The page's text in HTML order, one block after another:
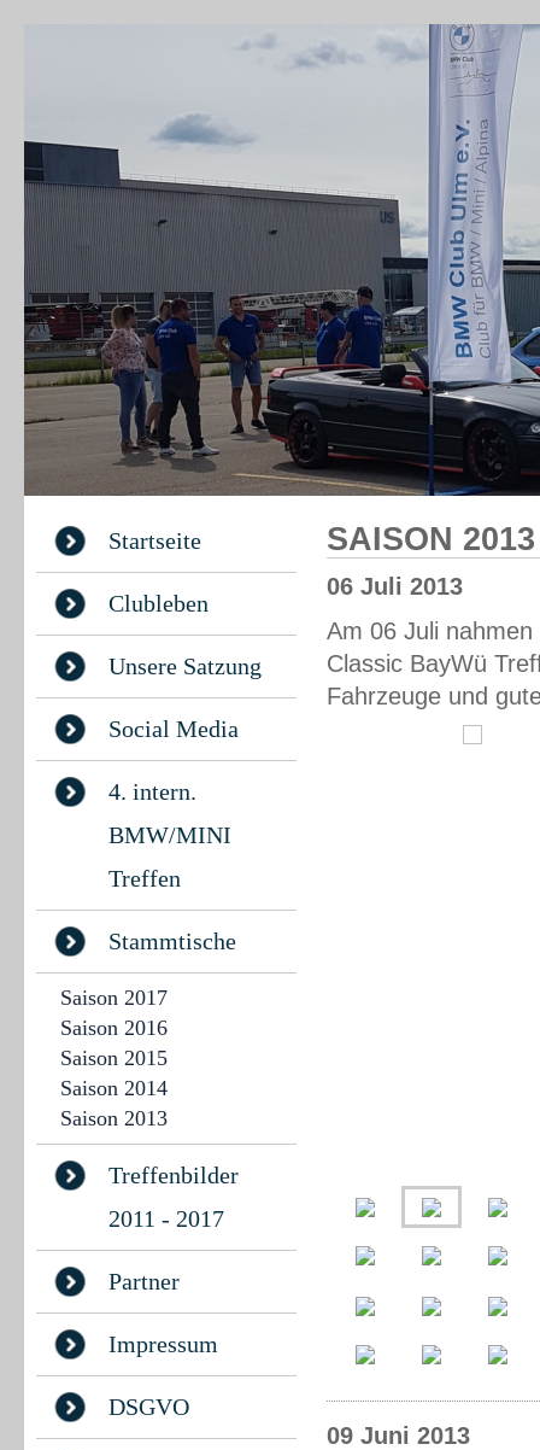
Startseite
Clubleben
Unsere Satzung
Social Media
4. intern.
BMW/MINI
Treffen
Stammtische
Saison 2017
Saison 2016
Saison 2015
Saison 2014
Saison 2013
Treffenbilder
2011 - 2017
Partner
Impressum
DSGVO
SAISON 2013
06 Juli 2013
Am 06 Juli
Classic BayWü
Fahrzeuge und
09 Juni 2013